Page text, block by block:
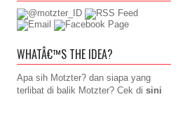
WHATÂ€™S THE IDEA?
Apa sih Motzter? dan siapa yang
terlibat di balik Motzter? Cek di sini